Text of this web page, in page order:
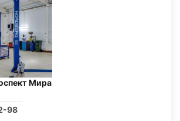
Мира
98